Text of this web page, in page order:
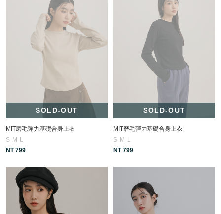
SOLD-OUT
MIT磨毛彈力基礎合身上衣
S M
L
NT 799
SOLD-OUT
MIT磨毛彈力基礎合身上衣
S M
L
NT 799